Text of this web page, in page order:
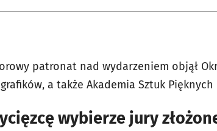
patronat nad wydarzeniem objął
a także Akademia Sztuk
wybierze jury